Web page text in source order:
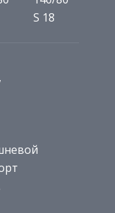
S 18